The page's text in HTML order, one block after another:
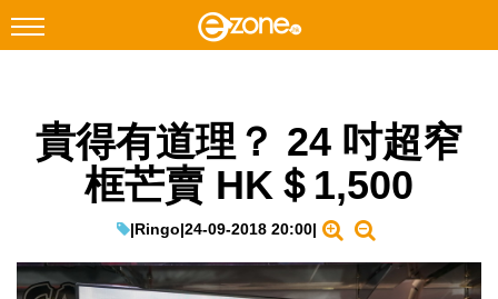
Facebook Instagram
遊戲動漫
貴得有道理？ 24 吋超窄
框芒賣 HK＄1,500
|Ringo|24-09-2018 20:00|